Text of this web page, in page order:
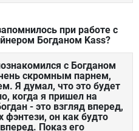
при работе с
Богданом Kass?
с Богданом
скромным парнем,
Я думал, что это будет
когда я пришел на
- это взгляд вперед,
он как будто
Показ его